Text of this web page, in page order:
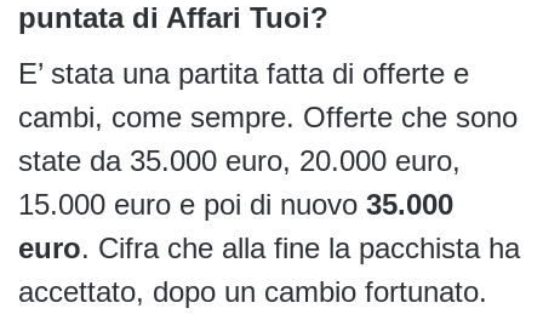
puntata di Affari Tuoi?
E’ stata una partita fatta di offerte e
cambi, come sempre. Offerte che sono
state da 35.000 euro, 20.000 euro,
15.000 euro e poi di nuovo 35.000
euro. Cifra che alla fine la pacchista ha
accettato, dopo un cambio fortunato.